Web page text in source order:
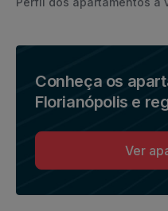
Conheça os
Florianópolis e
Ver